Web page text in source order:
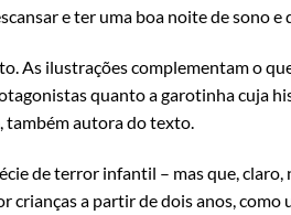
e ter uma boa noite de sono e
As ilustrações complementam o
quanto a garotinha cuja
, também autora do texto.
de terror infantil – mas que,
a partir de dois anos, como